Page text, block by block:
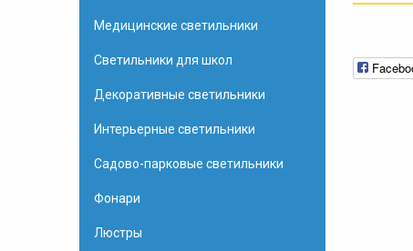
Медицинские светильники
Светильники для школ
Декоративные светильники
Интерьерные светильники
Садово-парковые светильники
Фонари
Люстры